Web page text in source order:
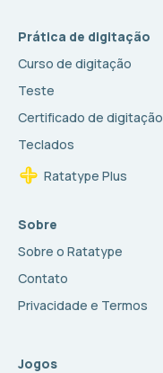
Prática de digitação
Curso de digitação
Teste
Certificado de digitação
Teclados
Ratatype Plus
Sobre
Sobre o Ratatype
Contato
Privacidade e Termos
Jogos